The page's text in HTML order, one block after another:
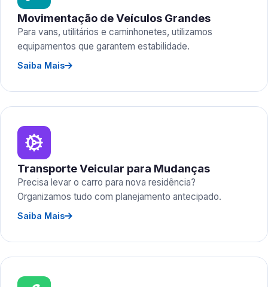
Movimentação de Veículos Grandes
Para vans, utilitários e caminhonetes, utilizamos
equipamentos que garantem estabilidade.
Saiba Mais
Transporte Veicular para Mudanças
Precisa levar o carro para nova residência?
Organizamos tudo com planejamento antecipado.
Saiba Mais